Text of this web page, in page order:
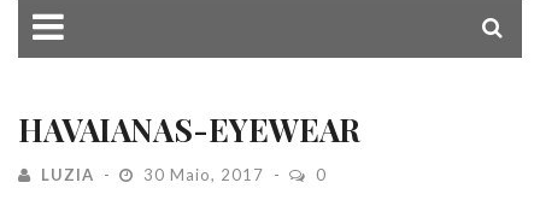
HAVAIANAS-EYEWEAR
LUZIA 30 Maio, 2017 0